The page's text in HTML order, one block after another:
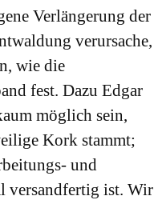
Verlängerung der
verursache,
wie die
fest. Dazu Edgar
möglich sein,
Kork stammt;
und
versandfertig ist. Wir